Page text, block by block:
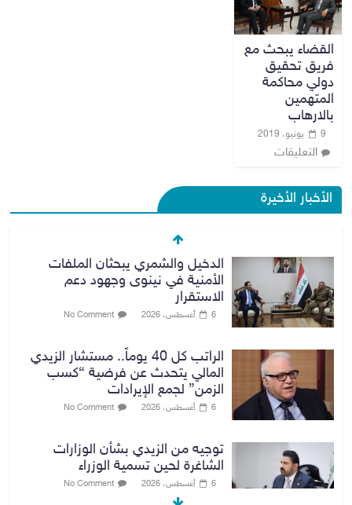
القضاء يبحث مع
فريق تحقيق
دولي محاكمة
المتهمين
بالارهاب
9 يونيو، 2019
التعليقات
الأخبار الأخيرة
الدخيل والشمري يبحثان الملفات
الأمنية في نينوى وجهود دعم
الراتب كل 40 يوماً.. مستشار الزيدي
المالي يتحدث عن فرضية “كسب
الزمن” لجمع الإيرادات
توجيه من الزيدي بشأن الوزارات
الشاغرة لحين تسمية الوزراء
6 أغسطس، 2026 No Comment
هيئة الإعلام والاتصالات تعتمد شركة
Apple منصة رقمية موثوقة لدعم